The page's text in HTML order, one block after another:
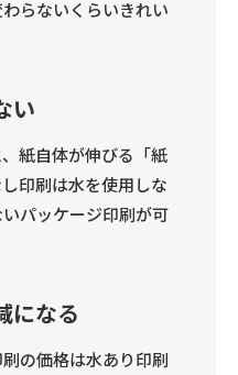
らないくらいきれい
い
紙自体が伸びる「紙
印刷は水を使用しな
パッケージ印刷が可
になる
の価格は水あり印刷